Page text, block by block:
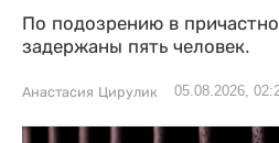
По подозрению в
задержаны пять человек.
Анастасия Цирулик 05.08.2026,